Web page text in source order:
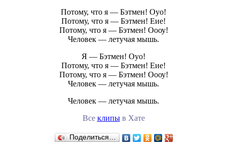
Потому, что я — Бэтмен! Оуо!
Потому, что я — Бэтмен! Еие!
Потому, что я — Бэтмен! Оооу!
Человек — летучая мышь.
Я — Бэтмен! Оуо!
Потому, что я — Бэтмен! Еие!
Потому, что я — Бэтмен! Оооу!
Человек — летучая мышь.
Человек — летучая мышь.
Все клипыв Хате
Поделиться…